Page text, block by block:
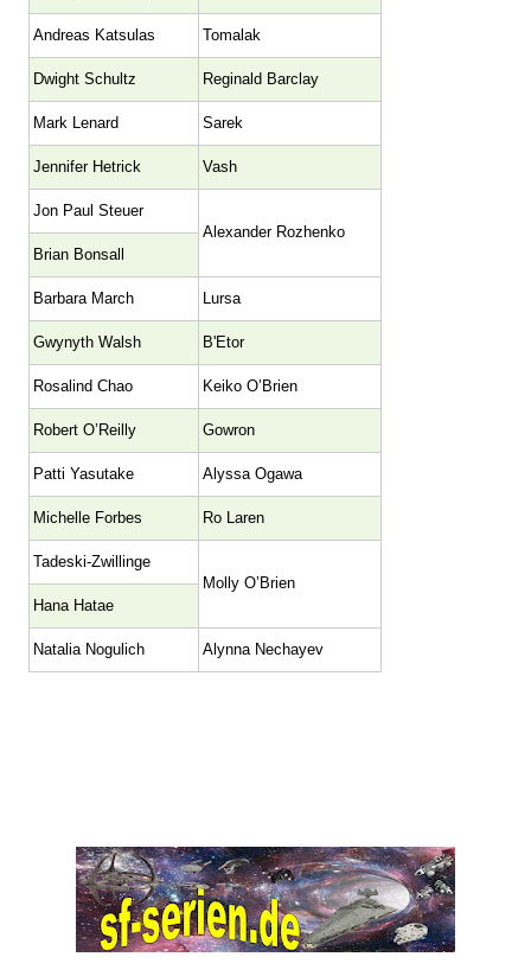
Andreas Katsulas Tomalak
Dwight Schultz Reginald Barclay
Mark Lenard Sarek
Jennifer Hetrick Vash
Jon Paul Steuer
Alexander Rozhenko
Brian Bonsall
Barbara March Lursa
Gwynyth Walsh B'Etor
Rosalind Chao Keiko O’Brien
Robert O’Reilly Gowron
Patti Yasutake Alyssa Ogawa
Michelle Forbes Ro Laren
Tadeski-Zwillinge
Molly O’Brien
Hana Hatae
Natalia Nogulich Alynna Nechayev